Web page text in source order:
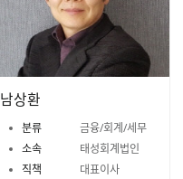
남상환
분류
금융/회계/세무
소속
태성회계법인
직책
대표이사